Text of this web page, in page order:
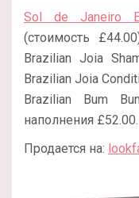
Sol de Janeiro
(стоимость
Brazilian Joia
Brazilian Joia
Brazilian Bum
наполнения £52.00.
Продается на: